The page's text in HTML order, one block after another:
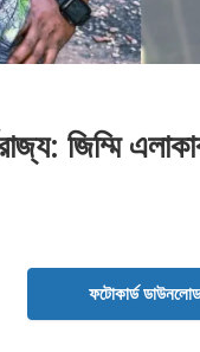
জিম্মি
ফটোকার্ড